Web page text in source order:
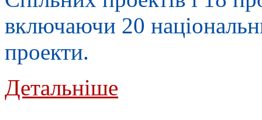
включаючи 20
проекти.
Детальніше